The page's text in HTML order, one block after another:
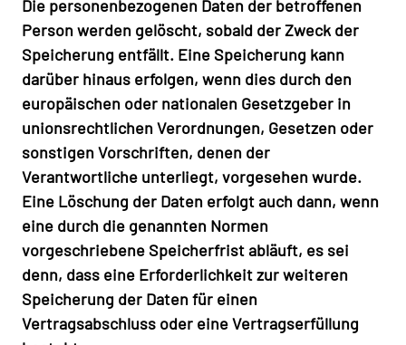
Die personenbezogenen Daten der betroffenen
Person werden gelöscht, sobald der Zweck der
Speicherung entfällt. Eine Speicherung kann
darüber hinaus erfolgen, wenn dies durch den
europäischen oder nationalen Gesetzgeber in
unionsrechtlichen Verordnungen, Gesetzen oder
sonstigen Vorschriften, denen der
Verantwortliche unterliegt, vorgesehen wurde.
Eine Löschung der Daten erfolgt auch dann, wenn
eine durch die genannten Normen
vorgeschriebene Speicherfrist abläuft, es sei
denn, dass eine Erforderlichkeit zur weiteren
Speicherung der Daten für einen
Vertragsabschluss oder eine Vertragserfüllung